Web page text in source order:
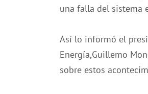
una falla del sistema
Así lo informó el
Energía,Guillemo
sobre estos